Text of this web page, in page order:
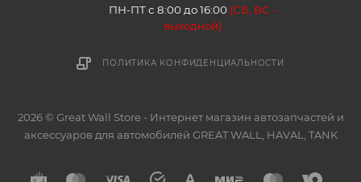
ПН-ПТ с 8:00 до 16:00 (СБ, ВС -
выходной)
ПОЛИТИКА КОНФИДЕНЦИАЛЬНОСТИ
2026 © Great Wall Store - Интернет магазин автозапчастей и
аксессуаров для автомобилей GREAT WALL, HAVAL, TANK